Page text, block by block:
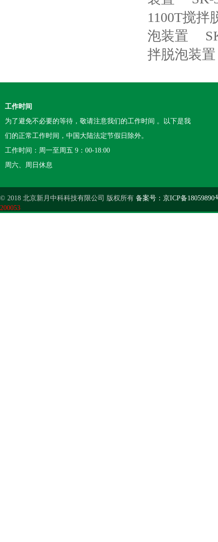
1100T搅拌
泡装置
拌脱泡装置
工作时间
为了避免不必要的等待，敬请注意我们的工作时间 。以下是我
们的正常工作时间，中国大陆法定节假日除外。
工作时间：周一至周五 9：00-18:00
周六、周日休息
© 2018 北京新月中科科技有限公司 版权所有 备案号：京ICP备18059890
200053